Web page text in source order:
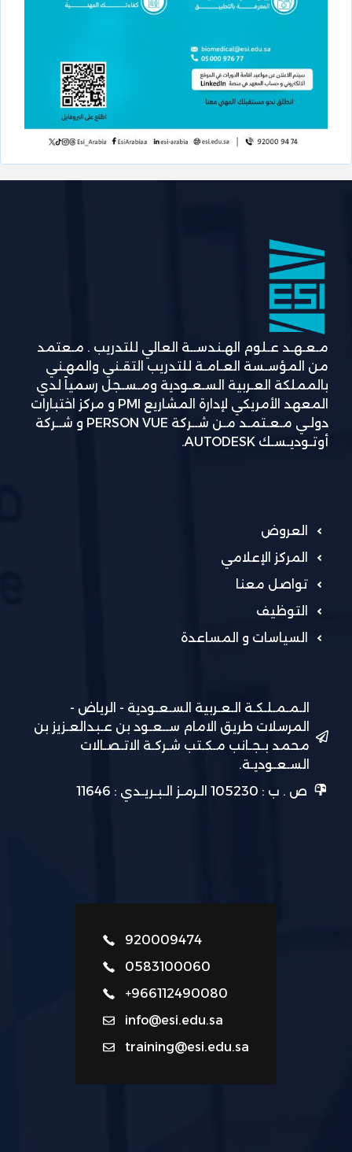
مـعـهـد عـلوم الهـندســة العالي للتدريب . مـعتمد
من المؤسـسة العـامـة للتدريب التقـني والمهـني
بالمملكة العـربية السـعـودية ومـسـجل رسمياً لدي
المعهد الأمريكي لإدارة المشاريع PMI و مركز اختبارات
دولـي مـعـتمـد مـن شــركة PERSON VUE و شــركة
أوتـوديـسـك AUTODESK.
العروض
المركز الإعلامي
تواصل معنا
التوظيف
السياسات و المساعدة
الـمـمـلـكـة الـعـربية السـعـودية - الرياض -
المرسلات طريق الامام ســعـود بن عـبدالعـزيز بن
محمد بـجـانب مـكـتب شـركـة الاتـصـالات
السـعـوديـة.
ص . ب : 105230 الـرمـز الـبـريـدي : 11646
920009474
0583100060
+966112490080
info@esi.edu.sa
training@esi.edu.sa